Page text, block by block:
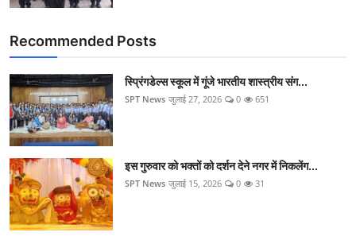
Recommended Posts
स्प्रिंगडेल्स स्कूल में गूंजे भारतीय शास्त्रीय संग...
SPT News जुलाई 27, 2026 0 651
इस गुरुवार को भक्तों को दर्शन देने नगर में निकलेंग...
SPT News जुलाई 15, 2026 0 31